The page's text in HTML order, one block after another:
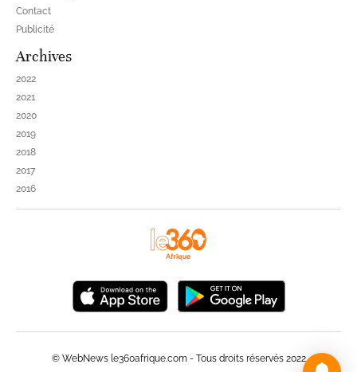
Contact
Publicité
Archives
2022
2021
2020
2019
2018
2017
2016
© WebNews le360afrique.com - Tous droits réservés 2022